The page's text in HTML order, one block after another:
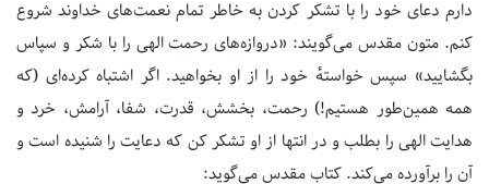
دارم دعای خود را با تشکر کردن به خاطر تمام نعمت‌های خداوند شروع
کنم. متون مقدس می‌گویند: «دروازه‌های رحمت الهی را با شکر و سپاس
بگشایید» سپس خواستهٔ خود را از او بخواهید. اگر اشتباه کرده‌ای (که
همه همین‌طور هستیم!) رحمت، بخشش، قدرت، شفا، آرامش، خرد و
هدایت الهی را بطلب و در انتها از او تشکر کن که دعایت را شنیده است و
آن را برآورده می‌کند. کتاب مقدس می‌گوید: